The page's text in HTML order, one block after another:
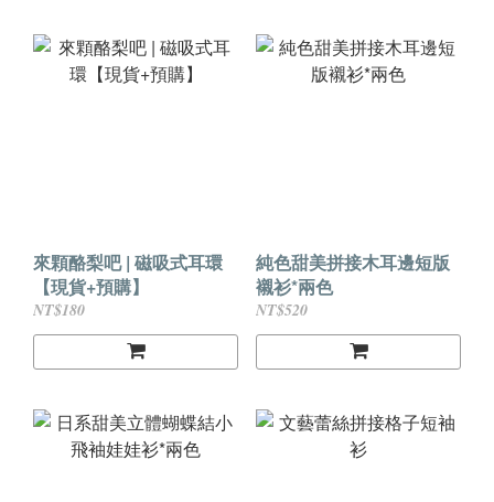
來顆酪梨吧 | 磁吸式耳環
【現貨+預購】
NT$180
純色甜美拼接木耳邊短版
襯衫*兩色
NT$520